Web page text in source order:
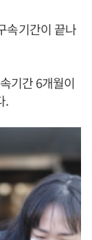
속기간이 끝나
기간 6개월이
.